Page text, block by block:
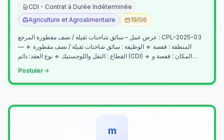
CDI - Contrat à Durée Indéterminée
Agriculture et Agroalimentaire
19/06
عرض عمل – سائق شاحنات ثقيلة / نصف مقطورة المرجع : CPL-2025-03
— المنطقة : قفصة 🔹 الوظيفة : سائق شاحنات ثقيلة / نصف مقطورة 🔹
القطاع : النقل واللوجستيك 🔹 نوع العقد: دائم (CDI) 🔹 المكان : قفصة و…
Postuler
m